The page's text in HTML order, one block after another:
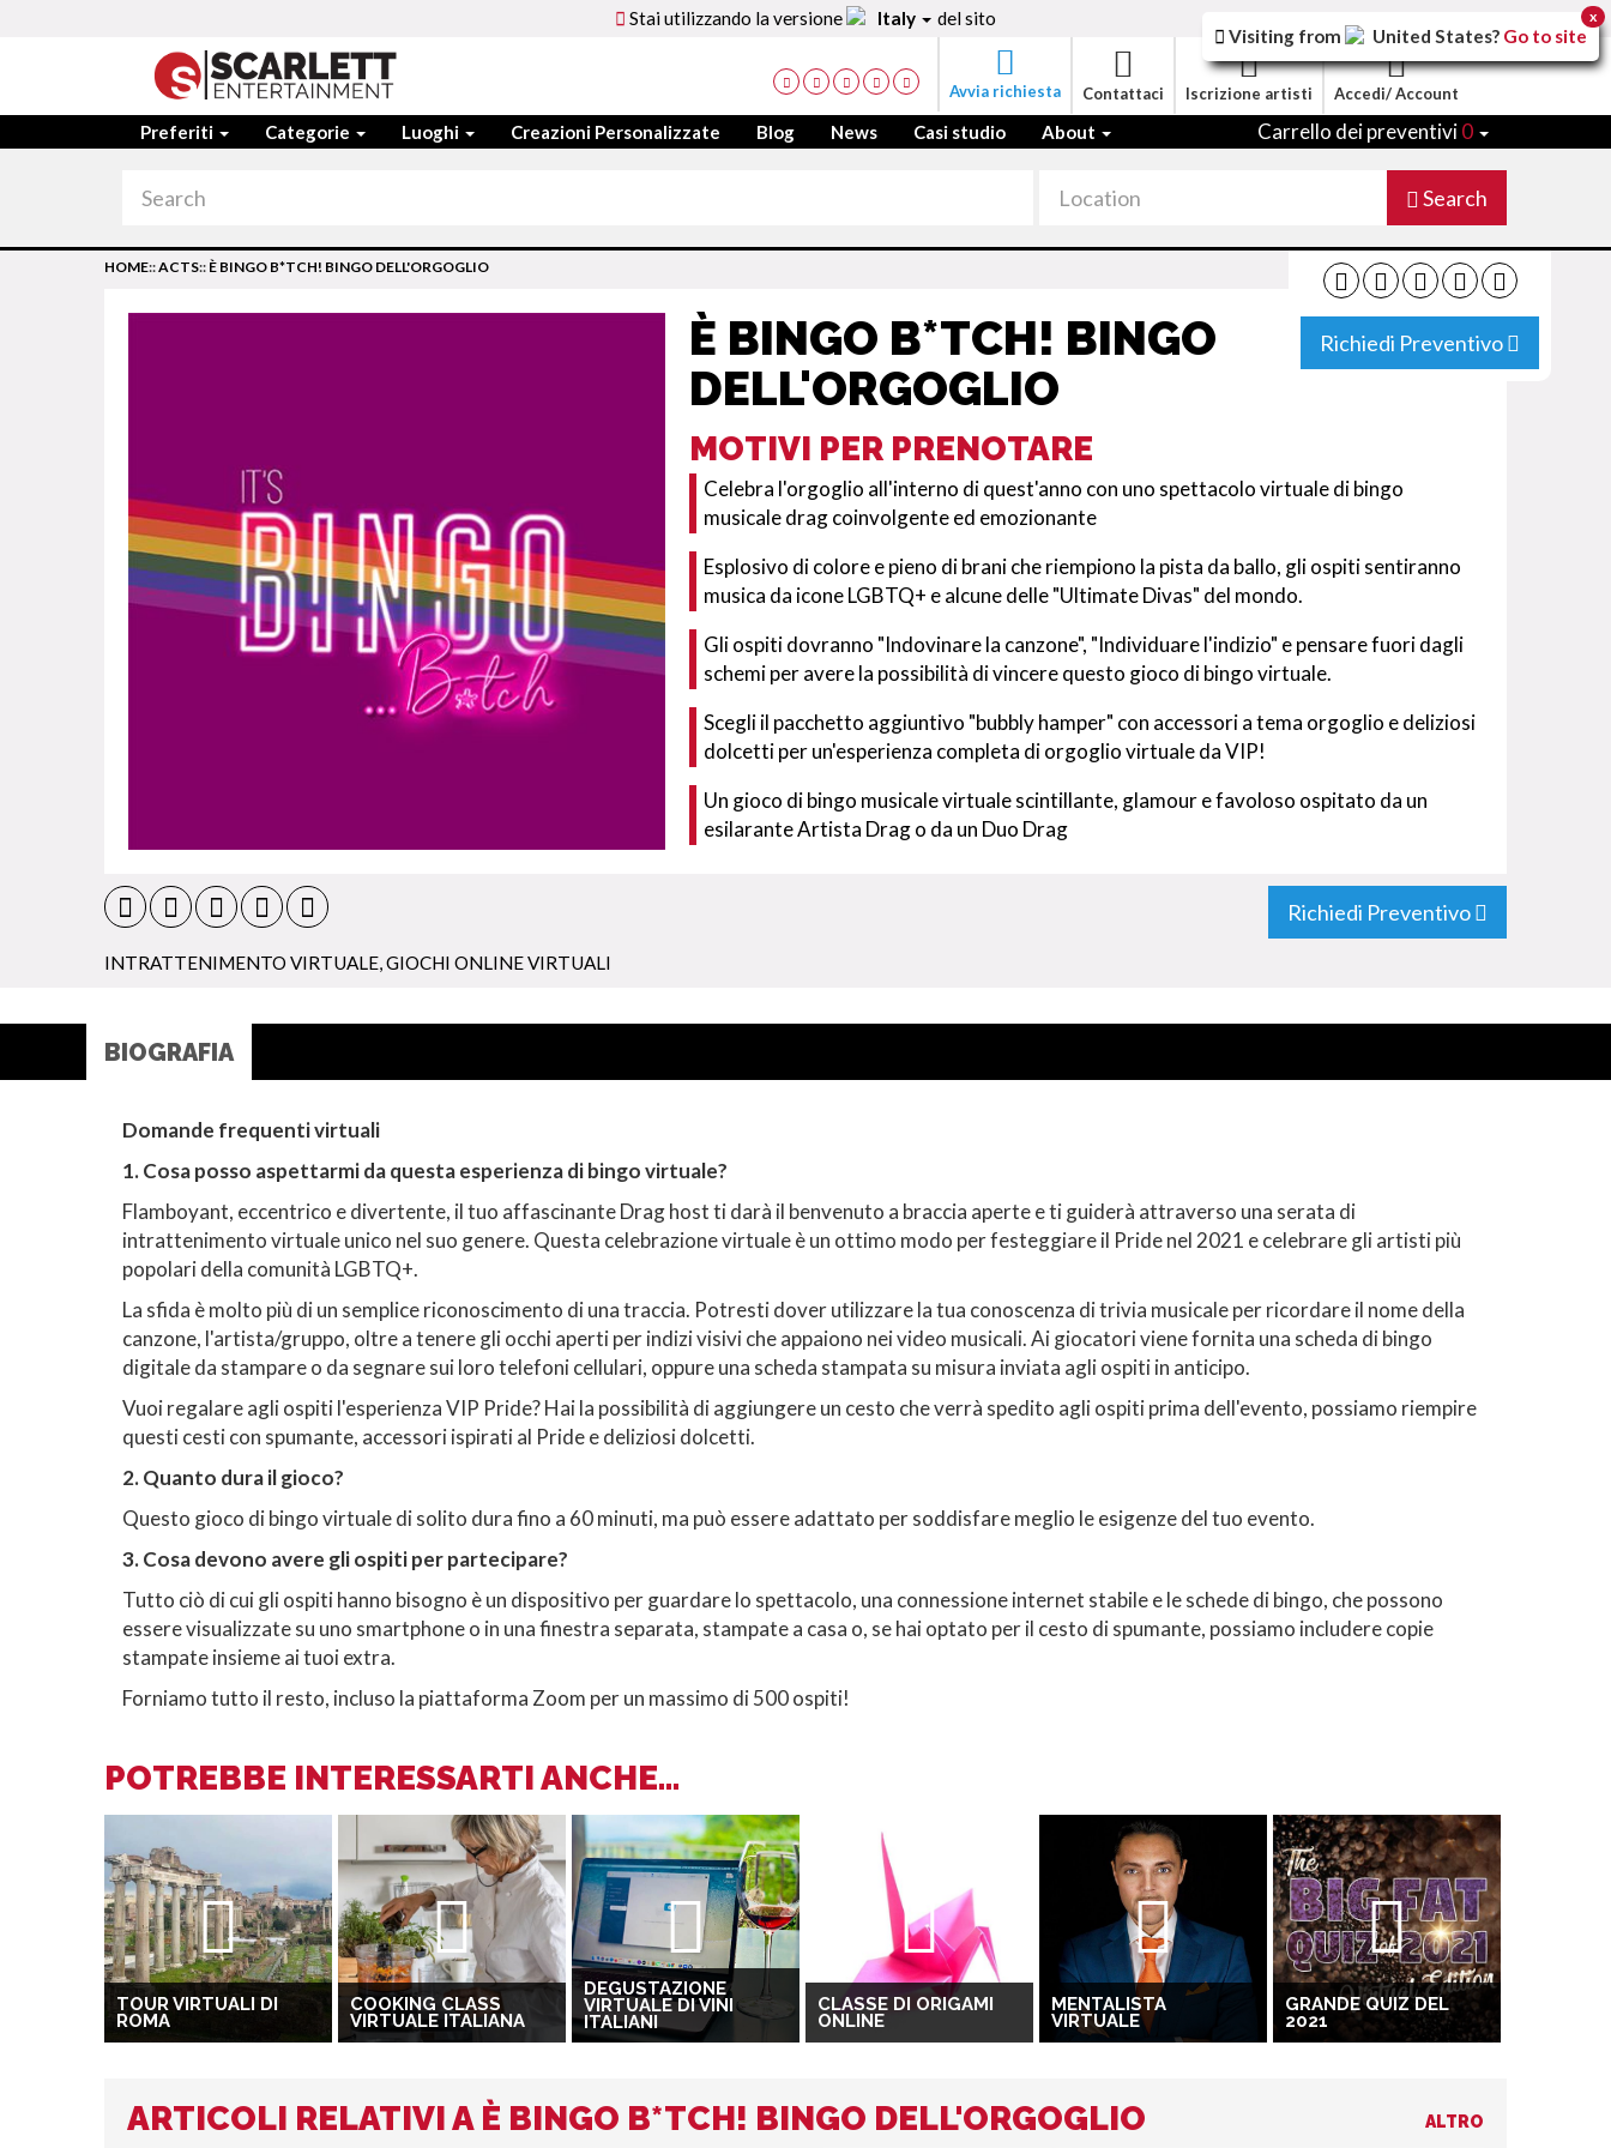
Stai utilizzando la versione Italy del sito
Avvia richiesta Contattaci Iscrizione artisti Accedi/ Account
Preferiti Categorie Luoghi Creazioni Personalizzate Blog News Casi studio About Carrello dei preventivi0
Search
Richiedi Preventivo
HOME::ACTS:: È BINGO B*TCH! BINGO DELL'ORGOGLIO
È BINGO B*TCH! BINGO
DELL'ORGOGLIO
MOTIVI PER PRENOTARE
Celebra l'orgoglio all'interno di quest'anno con uno spettacolo virtuale di bingo
musicale drag coinvolgente ed emozionante
Esplosivo di colore e pieno di brani che riempiono la pista da ballo, gli ospiti sentiranno
musica da icone LGBTQ+ e alcune delle "Ultimate Divas" del mondo.
Gli ospiti dovranno "Indovinare la canzone", "Individuare l'indizio" e pensare fuori dagli
schemi per avere la possibilità di vincere questo gioco di bingo virtuale.
Scegli il pacchetto aggiuntivo "bubbly hamper" con accessori a tema orgoglio e deliziosi
dolcetti per un'esperienza completa di orgoglio virtuale da VIP!
Un gioco di bingo musicale virtuale scintillante, glamour e favoloso ospitato da un
esilarante Artista Drag o da un Duo Drag
Richiedi Preventivo
INTRATTENIMENTO VIRTUALE GIOCHI ONLINE VIRTUALI
BIOGRAFIA
Domande frequenti virtuali
1. Cosa posso aspettarmi da questa esperienza di bingo virtuale?
Flamboyant, eccentrico e divertente, il tuo affascinante Drag host ti darà il benvenuto a braccia aperte e ti guiderà attraverso una serata di
intrattenimento virtuale unico nel suo genere. Questa celebrazione virtuale è un ottimo modo per festeggiare il Pride nel 2021 e celebrare gli artisti più
popolari della comunità LGBTQ+.
La sfida è molto più di un semplice riconoscimento di una traccia. Potresti dover utilizzare la tua conoscenza di trivia musicale per ricordare il nome della
canzone, l'artista/gruppo, oltre a tenere gli occhi aperti per indizi visivi che appaiono nei video musicali. Ai giocatori viene fornita una scheda di bingo
digitale da stampare o da segnare sui loro telefoni cellulari, oppure una scheda stampata su misura inviata agli ospiti in anticipo.
Vuoi regalare agli ospiti l'esperienza VIP Pride? Hai la possibilità di aggiungere un cesto che verrà spedito agli ospiti prima dell'evento, possiamo riempire
questi cesti con spumante, accessori ispirati al Pride e deliziosi dolcetti.
2. Quanto dura il gioco?
Questo gioco di bingo virtuale di solito dura fino a 60 minuti, ma può essere adattato per soddisfare meglio le esigenze del tuo evento.
3. Cosa devono avere gli ospiti per partecipare?
Tutto ciò di cui gli ospiti hanno bisogno è un dispositivo per guardare lo spettacolo, una connessione internet stabile e le schede di bingo, che possono
essere visualizzate su uno smartphone o in una finestra separata, stampate a casa o, se hai optato per il cesto di spumante, possiamo includere copie
stampate insieme ai tuoi extra.
Forniamo tutto il resto, incluso la piattaforma Zoom per un massimo di 500 ospiti!
POTREBBE INTERESSARTI ANCHE...
TOUR VIRTUALI DI
ROMA
COOKING CLASS
VIRTUALE ITALIANA
DEGUSTAZIONE
VIRTUALE DI VINI
ITALIANI
CLASSE DI ORIGAMI
ONLINE
MENTALISTA
VIRTUALE
GRANDE QUIZ DEL
2021
ARTICOLI RELATIVI A È BINGO B*TCH! BINGO DELL'ORGOGLIO ALTRO
Visiting from United States? Go to site
x